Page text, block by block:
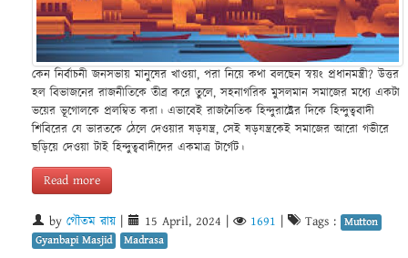
কেন নির্বাচনী জনসভায় মানুষের খাওয়া, পরা নিয়ে কথা বলছেন স্বয়ং প্রধানমন্ত্রী? উত্তর
হল বিভাজনের রাজনীতিকে তীব্র করে তুলে, সহনাগরিক মুসলমান সমাজের মধ্যে একটা
ভয়ের ভূগোলকে প্রলম্বিত করা। এভাবেই রাজনৈতিক হিন্দুরাষ্ট্রের দিকে হিন্দুত্ববাদী
শিবিরের যে ভারতকে ঠেলে দেওয়ার ষড়যন্ত্র, সেই ষড়যন্ত্রকেই সমাজের আরো গভীরে
ছড়িয়ে দেওয়া টাই হিন্দুত্ববাদীদের একমাত্র টার্গেট।
Read more
by গৌতম রায় | 15 April, 2024 | 1691 | Tags : Mutton
Gyanbapi Masjid
Madrasa